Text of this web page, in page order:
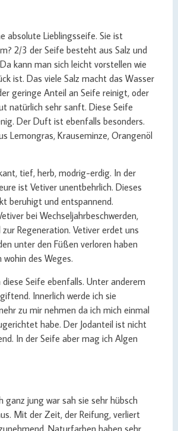
absolute Lieblingsseife. Sie ist
2/3 der Seife besteht aus Salz und
kann man sich leicht vorstellen wie
ist. Das viele Salz macht das Wasser
geringe Anteil an Seife reinigt, oder
natürlich sehr sanft. Diese Seife
Der Duft ist ebenfalls besonders.
Lemongras, Krauseminze, Orangenöl
tief, herb, modrig-erdig. In der
ist Vetiver unentbehrlich. Dieses
beruhigt und entspannend.
bei Wechseljahrbeschwerden,
Regeneration. Vetiver erdet uns
unter den Füßen verloren haben
des Weges.
Seife ebenfalls. Unter anderem
Innerlich werde ich sie
zu mir nehmen da ich mich einmal
habe. Der Jodanteil ist nicht
In der Seife aber mag ich Algen
ganz jung war sah sie sehr hübsch
Mit der Zeit, der Reifung, verliert
Naturfarben haben sehr